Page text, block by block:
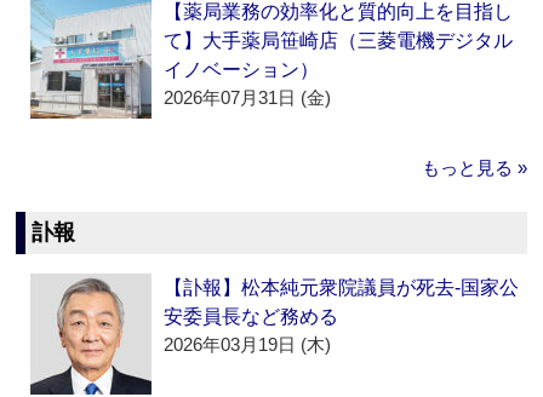
【薬局業務の効率化と質的向上を目指し
て】大手薬局笹崎店（三菱電機デジタル
イノベーション）
2026年07月31日 (金)
もっと見る »
訃報
【訃報】松本純元衆院議員が死去‐国家公
安委員長など務める
2026年03月19日 (木)